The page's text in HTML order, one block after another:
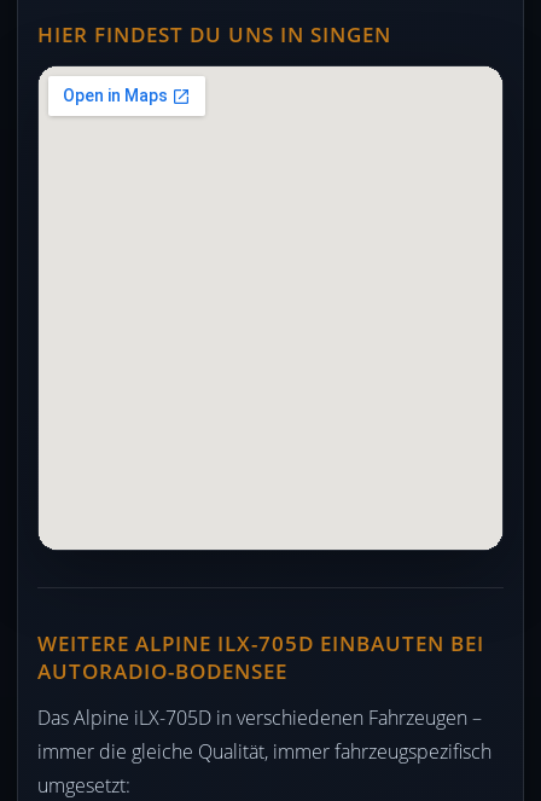
HIER FINDEST DU UNS IN SINGEN
WEITERE ALPINE ILX-705D EINBAUTEN BEI
AUTORADIO-BODENSEE
Das Alpine iLX-705D in verschiedenen Fahrzeugen –
immer die gleiche Qualität, immer fahrzeugspezifisch
umgesetzt: